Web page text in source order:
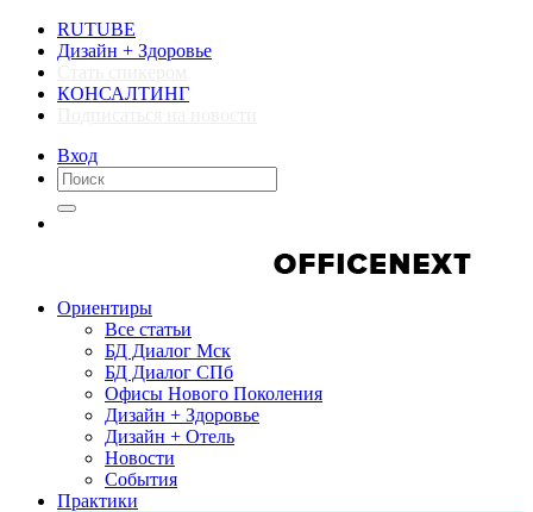
RUTUBE
Дизайн + Здоровье
КОНСАЛТИНГ
Вход
Ориентиры
Все статьи
БД Диалог Мск
БД Диалог СПб
Офисы Нового Поколения
Дизайн + Здоровье
Дизайн + Отель
Новости
События
Практики